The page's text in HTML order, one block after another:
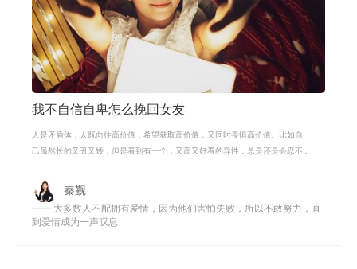
我不自信自卑怎么挽回女友
人是矛盾体，人既向往高价值，希望获取高价值，又同时畏惧高价值。比如自
己虽然长的又丑又矮，但是看到有一个，又高又好看的异性，总是还是会忍不
秦觐
—— 大多数人不配拥有爱情，因为他们害怕失败，所以不敢努力，直
到爱情成为一声叹息